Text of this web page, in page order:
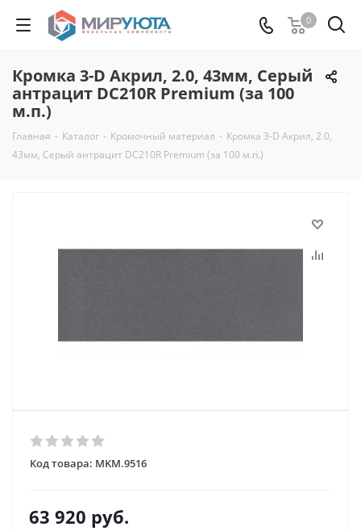
0
Кромка 3-D Акрил, 2.0, 43мм, Серый
антрацит DC210R Premium (за 100
м.п.)
Главная - Каталог - Кромочный материал - Кромка 3-D Акрил, 2.0,
43мм, Серый антрацит DC210R Premium (за 100 м.п.)
Код товара: MKM.9516
63 920 руб.